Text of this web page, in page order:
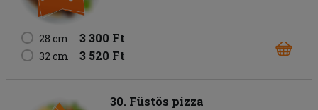
28 cm 3 300 Ft
32 cm 3 520 Ft
30. Füstös pizza